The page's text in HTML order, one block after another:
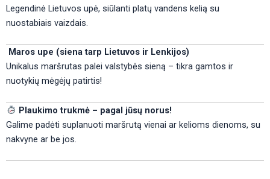
Legendinė Lietuvos upė, siūlanti platų vandens kelią su
nuostabiais vaizdais.
Maros upe (siena tarp Lietuvos ir Lenkijos)
Unikalus maršrutas palei valstybės sieną – tikra gamtos ir
nuotykių mėgėjų patirtis!
Plaukimo trukmė – pagal jūsų norus!
Galime padėti suplanuoti maršrutą vienai ar kelioms dienoms, su
nakvyne ar be jos.